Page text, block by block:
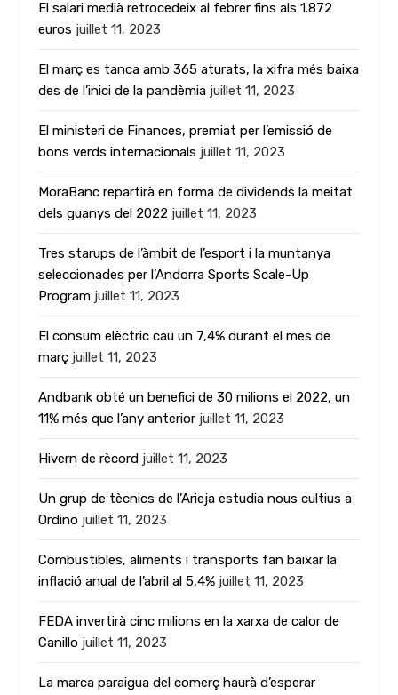
El salari medià retrocedeix al febrer fins als 1.872
euros juillet 11, 2023
El març es tanca amb 365 aturats, la xifra més baixa
des de l’inici de la pandèmia juillet 11, 2023
El ministeri de Finances, premiat per l’emissió de
bons verds internacionals juillet 11, 2023
MoraBanc repartirà en forma de dividends la meitat
dels guanys del 2022 juillet 11, 2023
Tres starups de l’àmbit de l’esport i la muntanya
seleccionades per l’Andorra Sports Scale-Up
Program juillet 11, 2023
El consum elèctric cau un 7,4% durant el mes de
març juillet 11, 2023
Andbank obté un benefici de 30 milions el 2022, un
11% més que l’any anterior juillet 11, 2023
Hivern de rècord juillet 11, 2023
Un grup de tècnics de l’Arieja estudia nous cultius a
Ordino juillet 11, 2023
Combustibles, aliments i transports fan baixar la
inflació anual de l’abril al 5,4% juillet 11, 2023
FEDA invertirà cinc milions en la xarxa de calor de
Canillo juillet 11, 2023
La marca paraigua del comerç haurà d’esperar